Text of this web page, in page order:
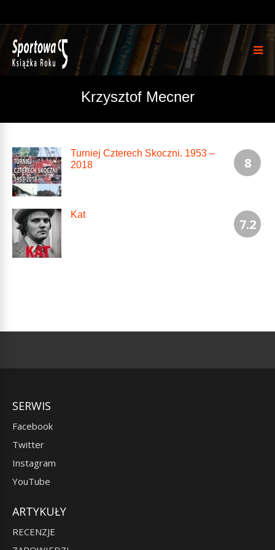
Krzysztof Mecner
8
Turniej Czterech Skoczni. 1953 –
2018
7.2
Kat
SERWIS
Facebook
Twitter
Instagram
YouTube
ARTYKUŁY
RECENZJE